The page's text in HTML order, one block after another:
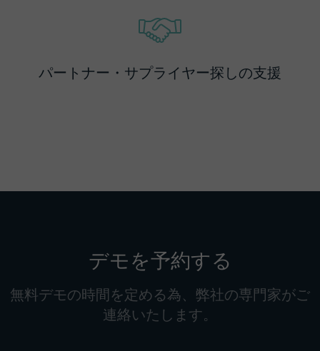
パートナー・サプライヤー探しの支援
デモを予約する
無料デモの時間を定める為、弊社の専門家がご
連絡いたします。